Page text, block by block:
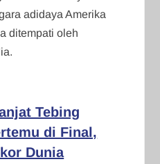
adidaya Amerika
ditempati oleh
Tebing
di Final,
Dunia